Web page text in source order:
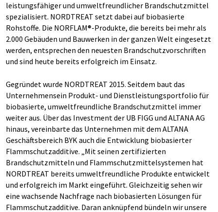
leistungsfähiger und umweltfreundlicher Brandschutzmittel
spezialisiert. NORDTREAT setzt dabei auf biobasierte
Rohstoffe. Die NORFLAM®-Produkte, die bereits bei mehr als
2.000 Gebäuden und Bauwerken in der ganzen Welt eingesetzt
werden, entsprechen den neuesten Brandschutzvorschriften
und sind heute bereits erfolgreich im Einsatz.
Gegründet wurde NORDTREAT 2015. Seitdem baut das
Unternehmensein Produkt- und Dienstleistungsportfolio für
biobasierte, umweltfreundliche Brandschutzmittel immer
weiter aus. Über das Investment der UB FIGG und ALTANA AG
hinaus, vereinbarte das Unternehmen mit dem ALTANA
Geschäftsbereich BYK auch die Entwicklung biobasierter
Flammschutzadditive. „Mit seinen zertifizierten
Brandschutzmitteln und Flammschutzmittelsystemen hat
NORDTREAT bereits umweltfreundliche Produkte entwickelt
und erfolgreich im Markt eingeführt. Gleichzeitig sehen wir
eine wachsende Nachfrage nach biobasierten Lösungen für
Flammschutzadditive. Daran anknüpfend bündeln wir unsere